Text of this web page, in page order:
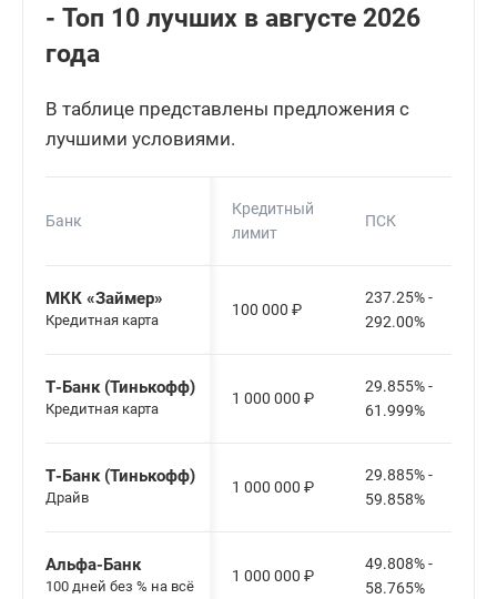
- Топ 10 лучших в августе 2026
года
В таблице представлены предложения с
лучшими условиями.
Банк
Кредитный
лимит
ПСК
МКК «Займер»
Кредитная карта
100 000 ₽
237.25% -
292.00%
Т-Банк (Тинькофф)
Кредитная карта
1 000 000 ₽
29.855% -
61.999%
Т-Банк (Тинькофф)
Драйв
1 000 000 ₽
29.885% -
59.858%
Альфа-Банк
100 дней без % на всё
1 000 000 ₽
49.808% -
58.765%